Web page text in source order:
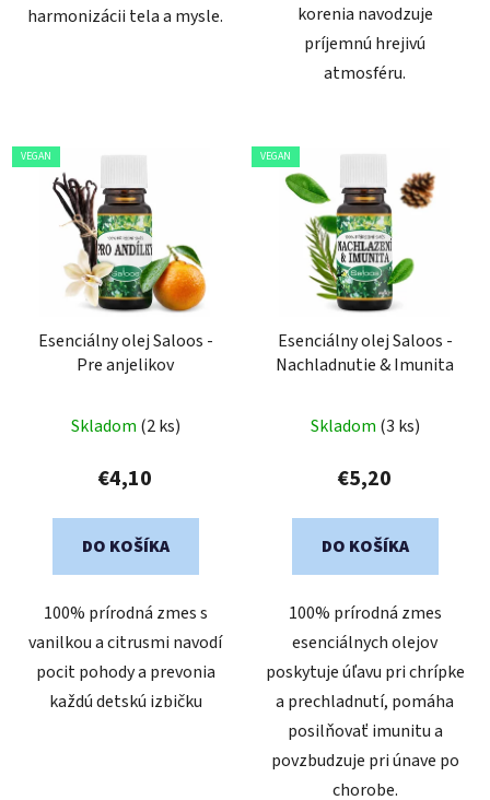
harmonizácii tela a mysle.
korenia navodzuje
príjemnú hrejivú
atmosféru.
VEGAN
Esenciálny olej Saloos -
Pre anjelikov
Skladom (2 ks)
€4,10
DO KOŠÍKA
100% prírodná zmes s
vanilkou a citrusmi navodí
pocit pohody a prevonia
každú detskú izbičku
VEGAN
Esenciálny olej Saloos -
Nachladnutie & Imunita
Skladom (3 ks)
€5,20
DO KOŠÍKA
100% prírodná zmes
esenciálnych olejov
poskytuje úľavu pri chrípke
a prechladnutí, pomáha
posilňovať imunitu a
povzbudzuje pri únave po
chorobe.